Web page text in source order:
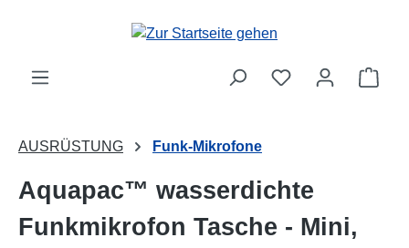
Zum Hauptinhalt springen
AUSRÜSTUNG Funk-Mikrofone
Aquapac™ wasserdichte
Funkmikrofon Tasche - Mini,